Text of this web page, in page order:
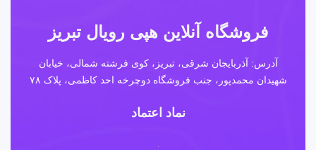
فروشگاه آنلاین هپی رویال تبریز
آدرس: آذربایجان شرقی، تبریز، کوی فرشته شمالی، خیابان
شهیدان محمدپور، جنب فروشگاه دوچرخه احد کاظمی، پلاک ۷۸
نماد اعتماد